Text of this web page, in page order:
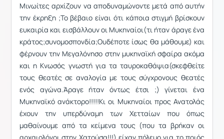
Μινωίτες αρχίζουν να αποδυναμώνοντε μετά από αυτήν
την έκρηξη ;Το βέβαιο είναι ότι κάποια στιγμή βρίσκουν
ευκαιρία και εισβάλλουν οι Μυκηναίοι(τι ήταν άραγε ένα
κράτος;συνομοσπονδία;Ουδέποτε ίσως θα μάθουμε) και
φέρνουν την Μεγαλόνησο στην μυκηναϊκή σφαίρα ακόμα
και η Κνωσός γνωστή για τα ταυροκαθάψια(σκεφθείτε
τους θεατές σε αναλογία με τους σύγχρονους θεατές
ενός αγώνα.Άραγε ήταν όντως έτσι ;) γίνεται ένα
Μυκηναϊκό ανάκτορο!!!!!Κι οι Μυκηναίοι προς Ανατολάς
έχουν την υπερδύναμη των Χετταίων που όπως
μαθαίνουμε από τα κείμενα τους (που τα βρήκαν οι
αρχαιολόγοι στην Χατούσα!!!) είχαν πόλεμο για το ποιός